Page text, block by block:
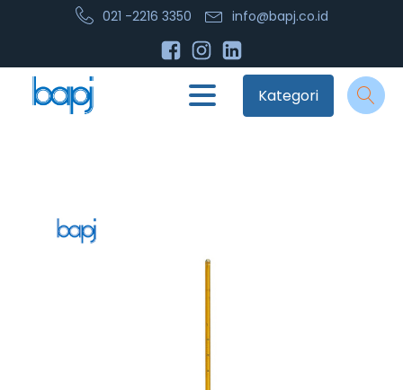
021 -2216 3350 info@bapj.co.id
Kategori